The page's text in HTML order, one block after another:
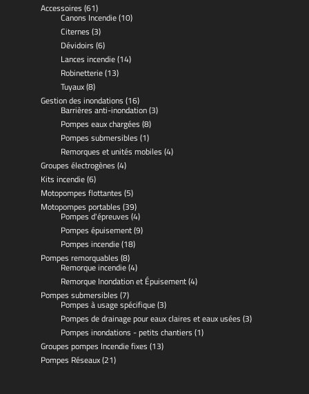
Accessoires (61)
Canons Incendie(10)
Citernes (3)
Dévidoirs (6)
Lances incendie(14)
Robinetterie(13)
Tuyaux(8)
Gestion des inondations (16)
Barrières anti-inondation(3)
Pompes eaux chargées (8)
Pompes submersibles (1)
Remorques et unités mobiles (4)
Groupes électrogènes (4)
Kits incendie(6)
Motopompes flottantes (5)
Motopompes portables (39)
Pompes d'épreuves (4)
Pompes épuisement(9)
Pompes incendie(18)
Pompes remorquables (8)
Remorque incendie(4)
Remorque Inondation et Épuisement(4)
Pompes submersibles (7)
Pompes à usage spécifique(3)
Pompes de drainage pour eaux claires et eaux usées (3)
Pompes inondations - petits chantiers (1)
Groupes pompes Incendie fixes (13)
Pompes Réseaux(21)